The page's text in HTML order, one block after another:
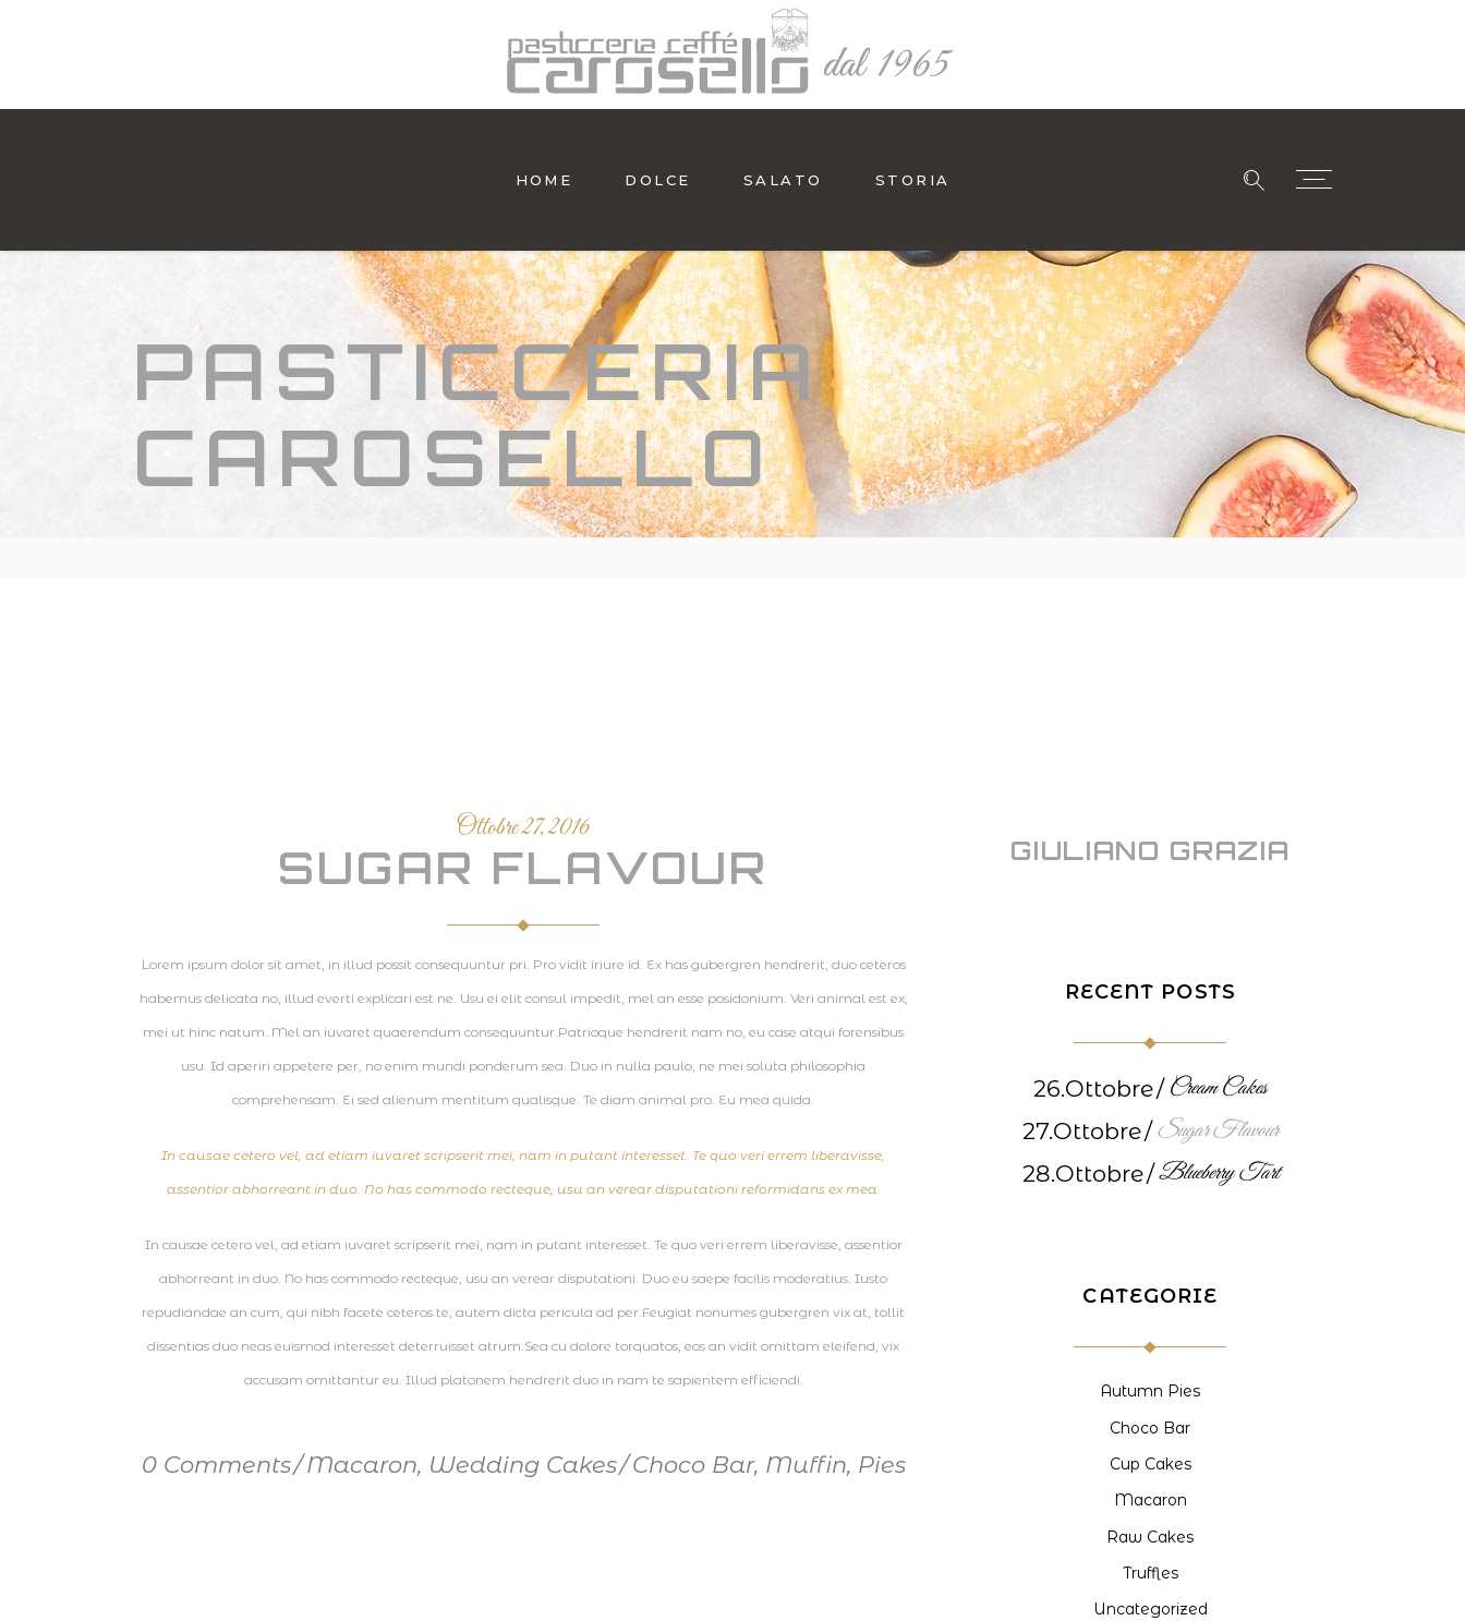
HOME DOLCE SALATO STORIA
PASTICCERIA
CAROSELLO
Ottobre 27, 2016
SUGAR FLAVOUR
Lorem ipsum dolor sit amet, in illud possit consequuntur pri. Pro vidit iriure id. Ex has gubergren hendrerit, duo ceteros
habemus delicata no, illud everti explicari est ne. Usu ei elit consul impedit, mel an esse posidonium. Veri animal est ex,
mei ut hinc natum. Mel an iuvaret quaerendum consequuntur.Patrioque hendrerit nam no, eu case atqui forensibus
usu. Id aperiri appetere per, no enim mundi ponderum sea. Duo in nulla paulo, ne mei soluta philosophia
comprehensam. Ei sed alienum mentitum qualisque. Te diam animal pro. Eu mea quida.
In causae cetero vel, ad etiam iuvaret scripserit mei, nam in putant interesset. Te quo veri errem liberavisse,
assentior abhorreant in duo. No has commodo recteque, usu an verear disputationi reformidans ex mea.
In causae cetero vel, ad etiam iuvaret scripserit mei, nam in putant interesset. Te quo veri errem liberavisse, assentior
abhorreant in duo. No has commodo recteque, usu an verear disputationi. Duo eu saepe facilis moderatius. Iusto
repudiandae an cum, qui nibh facete ceteros te, autem dicta pericula ad per.Feugiat nonumes gubergren vix at, tollit
dissentias duo neas euismod interesset deterruisset atrum.Sea cu dolore torquatos, eos an vidit omittam eleifend, vix
accusam omittantur eu. Illud platonem hendrerit duo in nam te sapientem efficiendi.
0 Comments Macaron, Wedding Cakes Choco Bar, Muffin, Pies
GIULIANO GRAZIA
RECENT POSTS
26.Ottobre Cream Cakes
27.Ottobre Sugar Flavour
28.Ottobre Blueberry Tart
CATEGORIE
Autumn Pies
Choco Bar
Cup Cakes
Macaron
Raw Cakes
Truffles
Uncategorized